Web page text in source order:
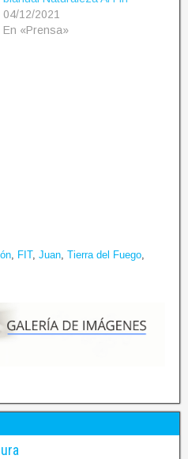
04/12/2021
En «Prensa»
, FIT, Juan, Tierra del Fuego,